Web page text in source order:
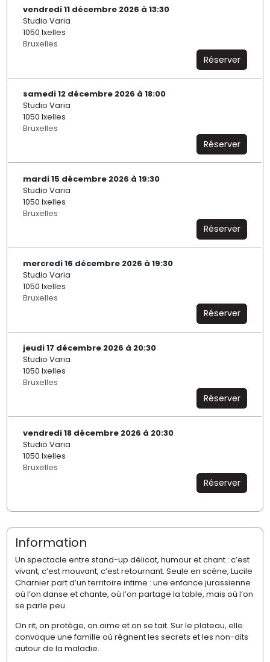
vendredi 11 décembre 2026 à 13:30
Studio Varia
1050 Ixelles
Bruxelles
Réserver
samedi 12 décembre 2026 à 18:00
Studio Varia
1050 Ixelles
Bruxelles
Réserver
mardi 15 décembre 2026 à 19:30
Studio Varia
1050 Ixelles
Bruxelles
Réserver
mercredi 16 décembre 2026 à 19:30
Studio Varia
1050 Ixelles
Bruxelles
Réserver
jeudi 17 décembre 2026 à 20:30
Studio Varia
1050 Ixelles
Bruxelles
Réserver
vendredi 18 décembre 2026 à 20:30
Studio Varia
1050 Ixelles
Bruxelles
Réserver
Information
Un spectacle entre stand-up délicat, humour et chant : c’est
vivant, c’est mouvant, c’est retournant. Seule en scène, Lucile
Charnier part d’un territoire intime : une enfance jurassienne
où l’on danse et chante, où l’on partage la table, mais où l’on
se parle peu.
On rit, on protège, on aime et on se tait. Sur le plateau, elle
convoque une famille où règnent les secrets et les non-dits
autour de la maladie.